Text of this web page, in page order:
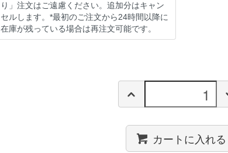
り」注文はご遠慮ください。追加分はキャン
セルします。*最初のご注文から24時間以降に
在庫が残っている場合は再注文可能です。
カートに入れる